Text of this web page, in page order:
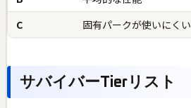
C
固有パークが使いにくい
サバイバーTierリスト